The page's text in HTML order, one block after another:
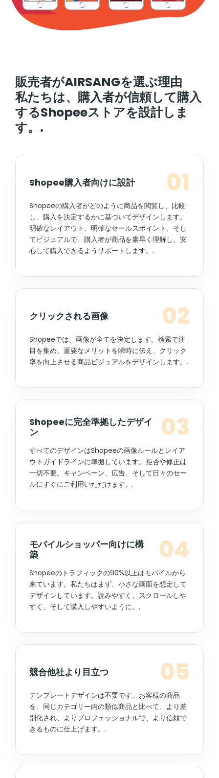
販売者がAIRSANGを選ぶ理由
私たちは、購入者が信頼して購入
するShopeeストアを設計しま
す。.
Shopee購入者向けに設計 01
Shopeeの購入者がどのように商品を閲覧し、比較
し、購入を決定するかに基づいてデザインします。
明確なレイアウト、明確なセールスポイント、そし
てビジュアルで、購入者が商品を素早く理解し、安
心して購入できるようサポートします。.
クリックされる画像 02
Shopeeでは、画像が全てを決定します。検索で注
目を集め、重要なメリットを瞬時に伝え、クリック
率を向上させる商品ビジュアルをデザインします。.
Shopeeに完全準拠したデザイ
ン
03
すべてのデザインはShopeeの画像ルールとレイア
ウトガイドラインに準拠しています。拒否や修正は
一切不要。キャンペーン、広告、そして日々のセー
ルにすぐにご利用いただけます。.
モバイルショッパー向けに構
築
04
Shopeeのトラフィックの90%以上はモバイルから
来ています。私たちはまず、小さな画面を想定して
デザインしています。読みやすく、スクロールしや
すく、そして購入しやすいように。.
競合他社より目立つ 05
テンプレートデザインは不要です。お客様の商品
を、同じカテゴリー内の類似商品と比べて、より差
別化され、よりプロフェッショナルで、より信頼で
きるものに仕上げます。.